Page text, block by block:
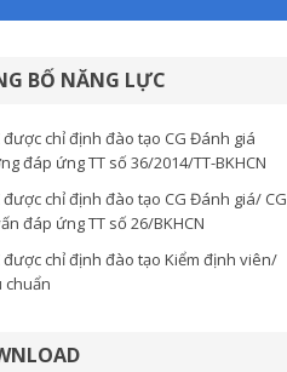
BỐ NĂNG LỰC
được chỉ định đào tạo CG Đánh giá
đáp ứng TT số 36/2014/TT-BKHCN
được chỉ định đào tạo CG Đánh giá/ CG
đáp ứng TT số 26/BKHCN
được chỉ định đào tạo Kiểm định viên/
chuẩn